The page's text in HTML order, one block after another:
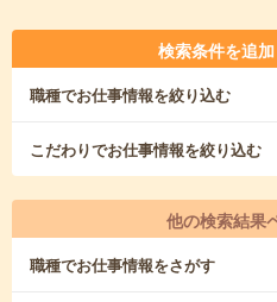
検索条件を追
職種でお仕事情報を絞り込む
こだわりでお仕事情報を絞り込む
他の検索結果
職種でお仕事情報をさがす